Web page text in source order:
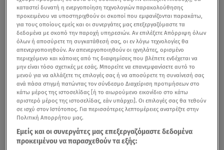
καταστεί δυνατή η ενεργοποίηση τεχνολογιών παρακολούθησης
προκειμένου να υποστηριχθούν οι σκοποί που εμφανίζονται παρακάτω,
για τους οποίους εμείς και οι συνεργάτες μας επεξεργαζόμαστε τα
δεδομένα με σκοπό την παροχή υπηρεσιών. Αν επιλέξετε Απόρριψη όλων
όλων ή αποσύρετε τη συγκατάθεσή σας, οι εν λόγω τεχνολογίες θα
απενεργοποιηθούν. Αν απενεργοποιηθούν οι ιχνηλάτες, ορισμένο
περιεχόμενο και κάποιες από τις διαφημίσεις που βλέπετε ενδέχεται να
μην είναι τόσο σχετικές με εσάς. Μπορείτε να επανεμφανίσετε αυτό το
μενού για να αλλάξετε τις επιλογές σας ή να αποσύρετε τη συναίνεσή σας
ανά πάσα στιγμή πατώντας τον σύνδεσμο Διαχείριση προτιμήσεων στο
κάτω μέρος της ιστοσελίδας [ή το αιωρούμενο εικονίδιο στο κάτω
αριστερό μέρος της ιστοσελίδας, εάν υπάρχει]. Οι επιλογές σας θα τεθούν
σε ισχύ στον Ιστότοπος. Για περισσότερες λεπτομέρειες ανατρέξτε στην
Πολιτική Απορρήτου μας.
Εμείς και οι συνεργάτες μας επεξεργαζόμαστε δεδομένα
προκειμένου να παρασχεθούν τα εξής: